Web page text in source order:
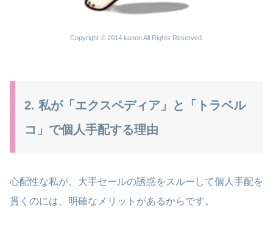
Copyright © 2014 kanon All Rights Reserved.
2. 私が「エクスペディア」と「トラベル
コ」で個人手配する理由
心配性な私が、大手セールの誘惑をスルーして個人手配を
貫くのには、明確なメリットがあるからです。